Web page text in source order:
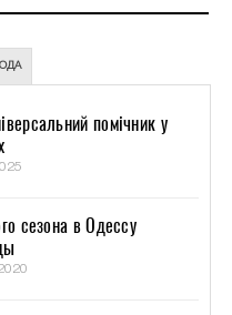
помічник у
сезона в Одессу